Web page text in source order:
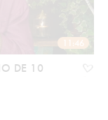
11:46
DE 10